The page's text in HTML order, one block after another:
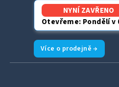
NYNÍ ZAVŘENO
Otevřeme: Pondělí v
Více o prodejně →